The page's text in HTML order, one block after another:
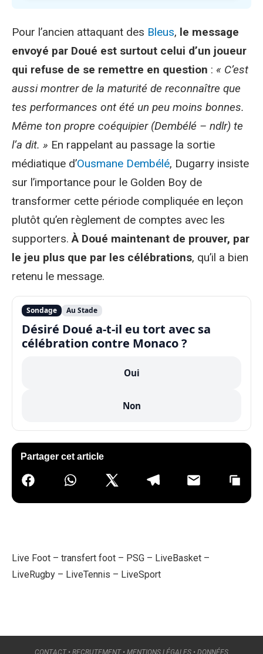
Pour l’ancien attaquant des Bleus, le message
envoyé par Doué est surtout celui d’un joueur
qui refuse de se remettre en question : « C’est
aussi montrer de la maturité de reconnaître que
tes performances ont été un peu moins bonnes.
Même ton propre coéquipier (Dembélé – ndlr) te
l’a dit. » En rappelant au passage la sortie
médiatique d’Ousmane Dembélé, Dugarry insiste
sur l’importance pour le Golden Boy de
transformer cette période compliquée en leçon
plutôt qu’en règlement de comptes avec les
supporters.À Doué maintenant de prouver, par
le jeu plus que par les célébrations, qu’il a bien
retenu le message.
Sondage Au Stade
Désiré Doué a-t-il eu tort avec sa
célébration contre Monaco ?
Oui
Non
Partager cet article
Live Foot – transfert foot – PSG – LiveBasket –
LiveRugby – LiveTennis – LiveSport
CONTACT• RECRUTEMENT• MENTIONS LÉGALES • DONNÉES